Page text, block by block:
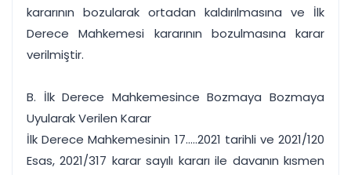
kararının bozularak ortadan kaldırılmasına ve İlk
Derece Mahkemesi kararının bozulmasına karar
verilmiştir.
B. İlk Derece Mahkemesince Bozmaya Bozmaya
Uyularak Verilen Karar
İlk Derece Mahkemesinin 17.....2021 tarihli ve 2021/120
Esas, 2021/317 karar sayılı kararı ile davanın kısmen